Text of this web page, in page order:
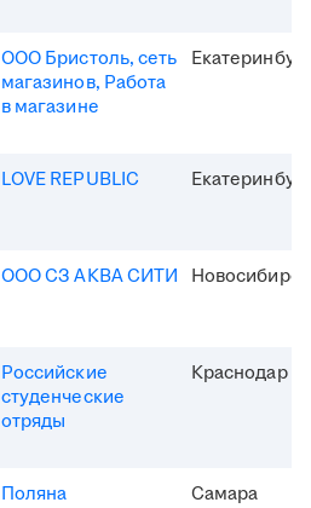
ООО Бристоль, сеть
магазинов, Работа
в магазине
LOVE REPUBLIC
ООО СЗ АКВА СИТИ Новосибирск
Российские
студенческие
отряды
Краснодар
Поляна Самара